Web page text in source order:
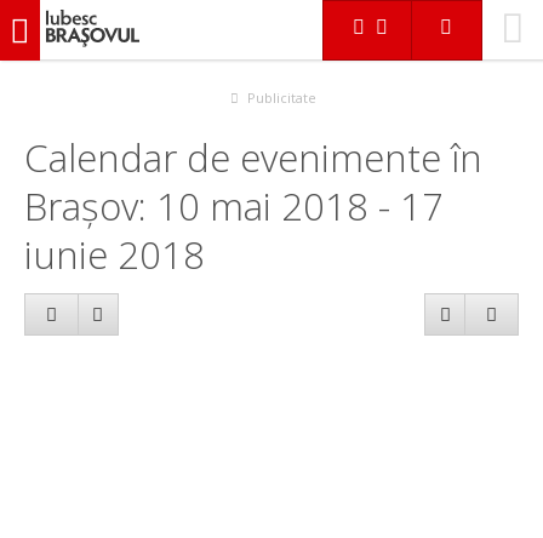
iubescbraşovul.ro
Publicitate
Calendar de evenimente în
Brașov: 10 mai 2018 - 17
iunie 2018